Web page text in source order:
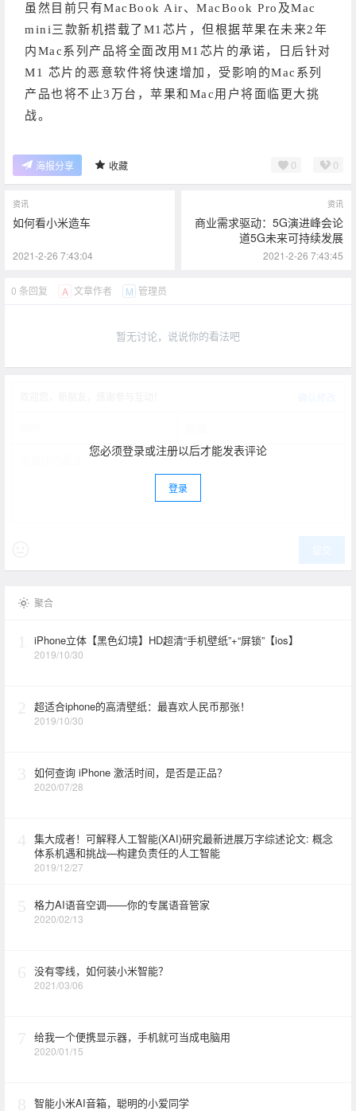
虽然目前只有MacBook Air、MacBook Pro及Mac
mini三款新机搭载了M1芯片，但根据苹果在未来2年
内Mac系列产品将全面改用M1芯片的承诺，日后针对
M1 芯片的恶意软件将快速增加，受影响的Mac系列
产品也将不止3万台，苹果和Mac用户将面临更大挑
战。
海报分享 收藏 0 0
资讯
如何看小米造车
2021-2-26 7:43:04
资讯
商业需求驱动：5G演进峰会论
道5G未来可持续发展
2021-2-26 7:43:45
0 条回复 A 文章作者 M 管理员
暂无讨论，说说你的看法吧
您必须登录或注册以后才能发表评论
登录
聚合
iPhone立体【黑色幻境】HD超清“手机壁纸”+“屏锁”【ios】
2019/10/30
超适合iphone的高清壁纸：最喜欢人民币那张！
2019/10/30
如何查询 iPhone 激活时间，是否是正品？
2020/07/28
集大成者！可解释人工智能(XAI)研究最新进展万字综述论文: 概念
体系机遇和挑战—构建负责任的人工智能
2019/12/27
格力AI语音空调——你的专属语音管家
2020/02/13
没有零线，如何装小米智能？
2021/03/06
给我一个便携显示器，手机就可当成电脑用
2020/01/15
智能小米AI音箱，聪明的小爱同学